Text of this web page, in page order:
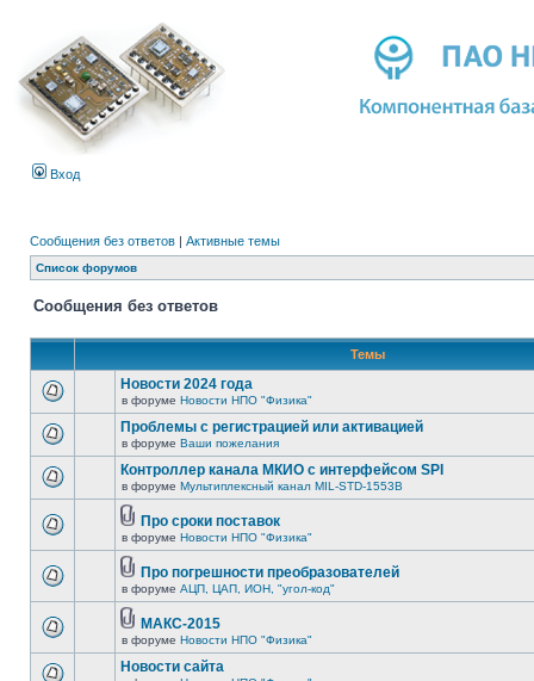
Вход
Сообщения без ответов | Активные темы
Список форумов
Сообщения без ответов
Темы
Новости 2024 года
в форуме Новости НПО "Физика"
Проблемы с регистрацией или активацией
в форуме Ваши пожелания
Контроллер канала МКИО с интерфейсом SPI
в форуме Мультиплексный канал MIL-STD-1553B
Про сроки поставок
в форуме Новости НПО "Физика"
Про погрешности преобразователей
в форуме АЦП, ЦАП, ИОН, "угол-код"
МАКС-2015
в форуме Новости НПО "Физика"
Новости сайта